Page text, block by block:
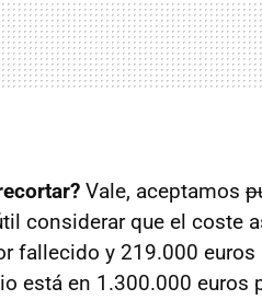
Vale, aceptamos
considerar que el coste
fallecido y 219.000 euros
está en 1.300.000 euros